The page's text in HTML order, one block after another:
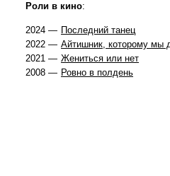
Роли в кино:
2024 — Последний танец
2022 — Айтишник, которому мы
2021 — Жениться или нет
2008 — Ровно в полдень